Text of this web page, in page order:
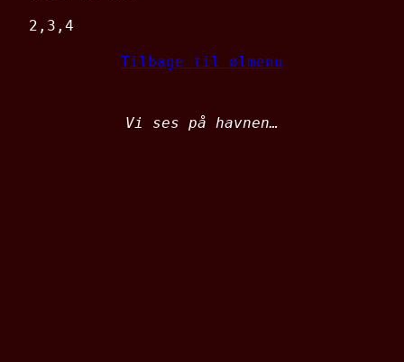
2,3,4
Tilbage til ølmenu
Vi ses på havnen…